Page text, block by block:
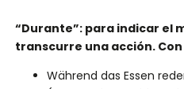
“Durante”: para indicar el
transcurre una acción.
Während das Essen